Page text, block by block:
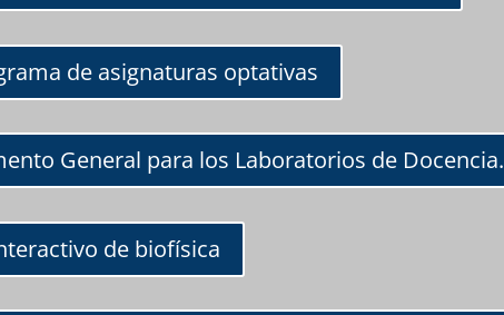
de asignaturas optativas
General para los Laboratorios de Docencia.
de biofísica